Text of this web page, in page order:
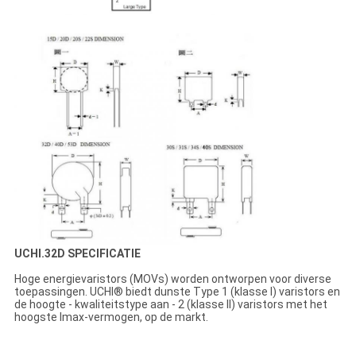
UCHI.32D SPECIFICATIE
Hoge energievaristors (MOVs) worden ontworpen voor diverse
toepassingen. UCHI® biedt dunste Type 1 (klasse I) varistors en
de hoogte - kwaliteitstype aan - 2 (klasse II) varistors met het
hoogste Imax-vermogen, op de markt.